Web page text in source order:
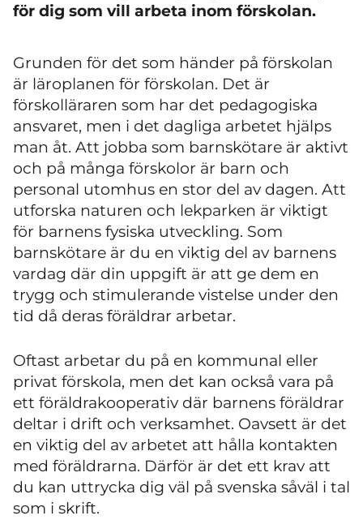
för dig som vill arbeta inom förskolan.
Grunden för det som händer på förskolan
är läroplanen för förskolan. Det är
förskolläraren som har det pedagogiska
ansvaret, men i det dagliga arbetet hjälps
man åt. Att jobba som barnskötare är aktivt
och på många förskolor är barn och
personal utomhus en stor del av dagen. Att
utforska naturen och lekparken är viktigt
för barnens fysiska utveckling. Som
barnskötare är du en viktig del av barnens
vardag där din uppgift är att ge dem en
trygg och stimulerande vistelse under den
tid då deras föräldrar arbetar.
Oftast arbetar du på en kommunal eller
privat förskola, men det kan också vara på
ett föräldrakooperativ där barnens föräldrar
deltar i drift och verksamhet. Oavsett är det
en viktig del av arbetet att hålla kontakten
med föräldrarna. Därför är det ett krav att
du kan uttrycka dig väl på svenska såväl i tal
som i skrift.